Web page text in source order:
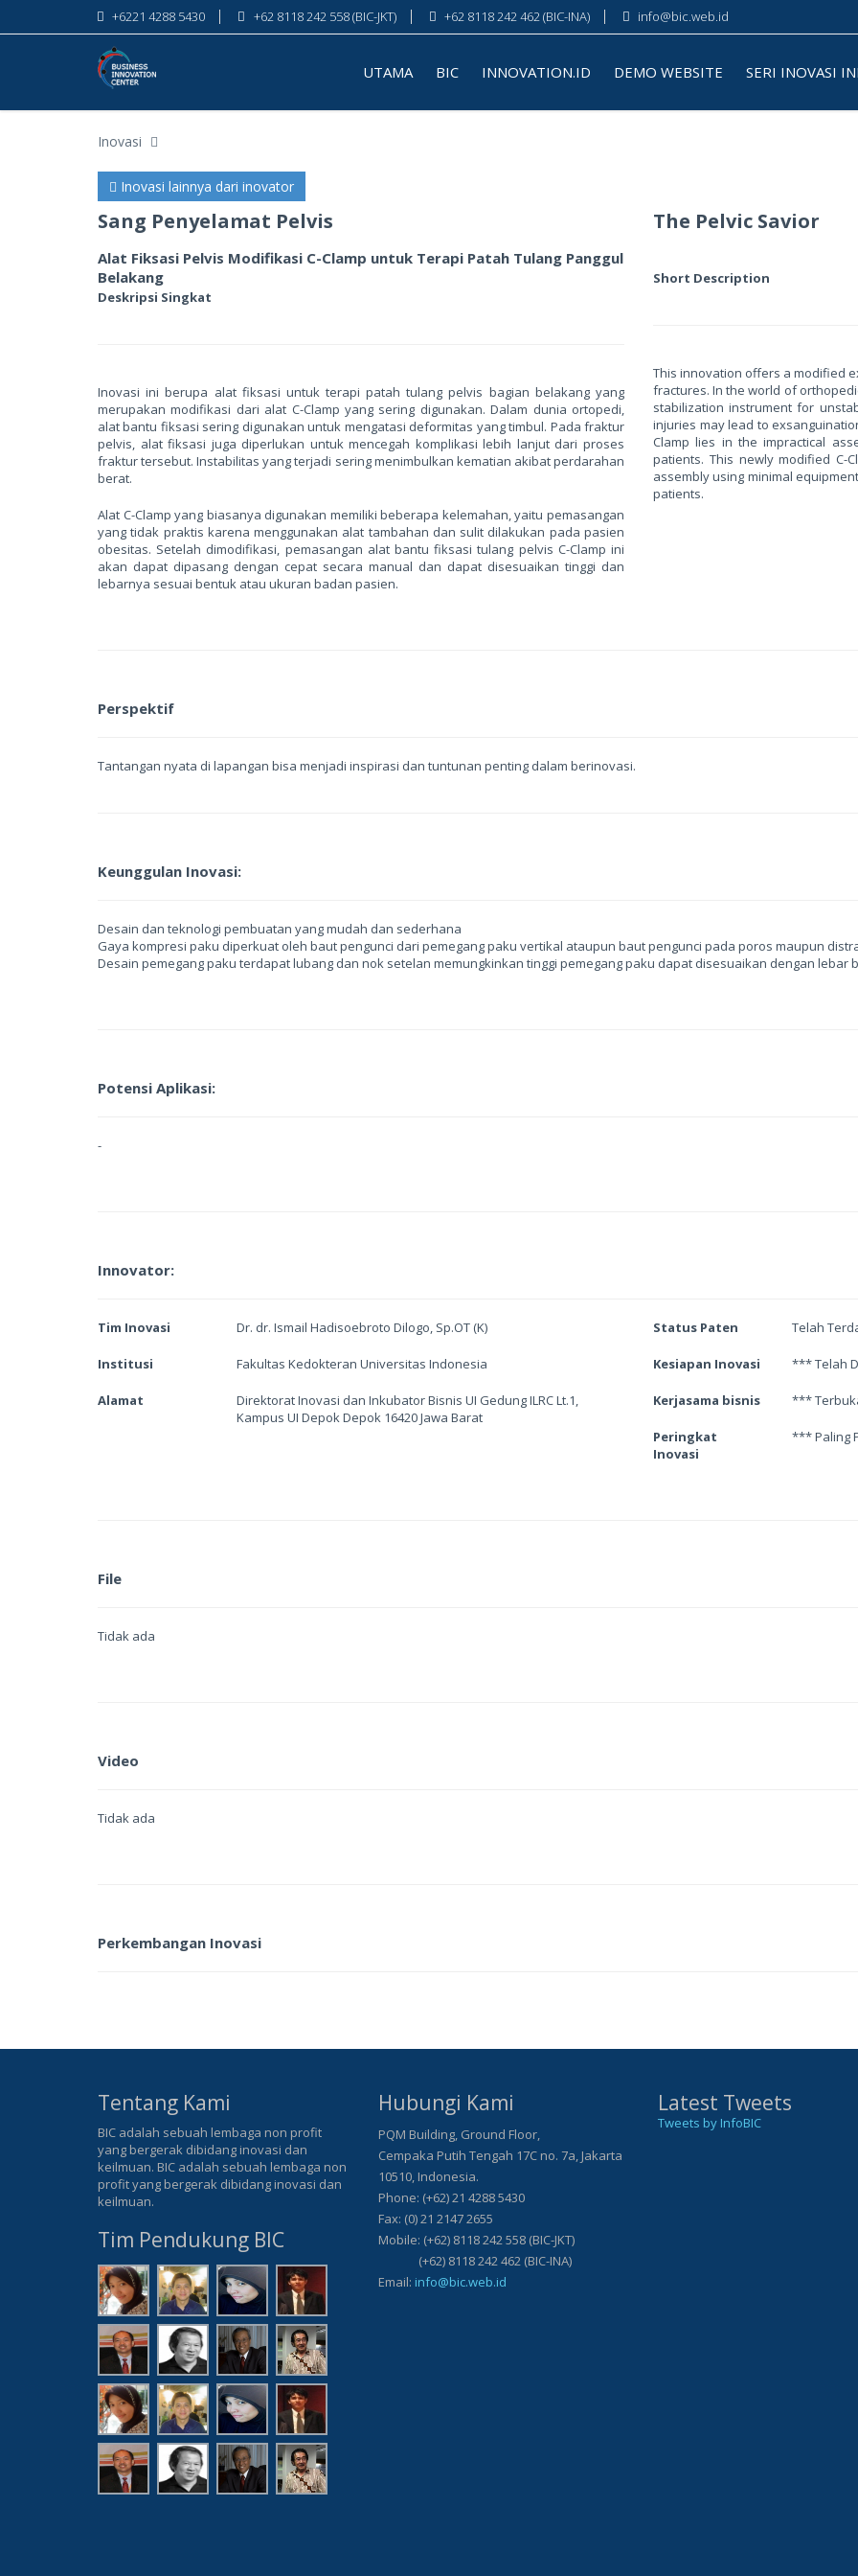
+6221 4288 5430 +62 8118 242 558 (BIC-JKT) +62 8118 242 462 (BIC-INA) info@bic.web.id
UTAMA BIC INNOVATION.ID DEMO WEBSITE SERI INOVASI
Inovasi
Inovasi lainnya dari inovator
Sang Penyelamat Pelvis
Alat Fiksasi Pelvis Modifikasi C-Clamp untuk Terapi Patah Tulang Panggul
Belakang
Deskripsi Singkat
Inovasi ini berupa alat fiksasi untuk terapi patah tulang pelvis bagian belakang yang
merupakan modifikasi dari alat C-Clamp yang sering digunakan. Dalam dunia ortopedi,
alat bantu fiksasi sering digunakan untuk mengatasi deformitas yang timbul. Pada fraktur
pelvis, alat fiksasi juga diperlukan untuk mencegah komplikasi lebih lanjut dari proses
fraktur tersebut. Instabilitas yang terjadi sering menimbulkan kematian akibat perdarahan
berat.
Alat C-Clamp yang biasanya digunakan memiliki beberapa kelemahan, yaitu pemasangan
yang tidak praktis karena menggunakan alat tambahan dan sulit dilakukan pada pasien
obesitas. Setelah dimodifikasi, pemasangan alat bantu fiksasi tulang pelvis C-Clamp ini
akan dapat dipasang dengan cepat secara manual dan dapat disesuaikan tinggi dan
lebarnya sesuai bentuk atau ukuran badan pasien.
The Pelvic Savior
Short Description
This innovation offers a modified
fractures. In the world of
stabilization instrument for
injuries may lead to
Clamp lies in the impractical
patients. This newly modified C-
assembly using minimal
patients.
Perspektif
Tantangan nyata di lapangan bisa menjadi inspirasi dan tuntunan penting dalam berinovasi.
Keunggulan Inovasi:
Desain dan teknologi pembuatan yang mudah dan sederhana
Gaya kompresi paku diperkuat oleh baut pengunci dari pemegang paku vertikal ataupun baut pengunci pada poros maupun
Desain pemegang paku terdapat lubang dan nok setelan memungkinkan tinggi pemegang paku dapat disesuaikan dengan lebar
Potensi Aplikasi:
-
Innovator:
Tim Inovasi Dr. dr. Ismail Hadisoebroto Dilogo, Sp.OT (K)
Institusi Fakultas Kedokteran Universitas Indonesia
Alamat
Direktorat Inovasi dan Inkubator Bisnis UI Gedung ILRC Lt.1,
Kampus UI Depok Depok 16420 Jawa Barat
Status Paten Telah
Kesiapan Inovasi *** Telah
Kerjasama bisnis ***
Peringkat
Inovasi
*** Paling
File
Tidak ada
Video
Tidak ada
Perkembangan Inovasi
Tentang Kami
BIC adalah sebuah lembaga non profit
yang bergerak dibidang inovasi dan
keilmuan. BIC adalah sebuah lembaga non
profit yang bergerak dibidang inovasi dan
keilmuan.
Tim Pendukung BIC
Hubungi Kami
PQM Building, Ground Floor,
Cempaka Putih Tengah 17C no. 7a, Jakarta
10510, Indonesia.
Phone: (+62) 21 4288 5430
Fax: (0) 21 2147 2655
Mobile: (+62) 8118 242 558 (BIC-JKT)
(+62) 8118 242 462 (BIC-INA)
Email: info@bic.web.id
Latest Tweets
Tweets by InfoBIC